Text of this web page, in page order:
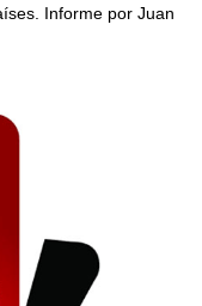
Informe por Juan